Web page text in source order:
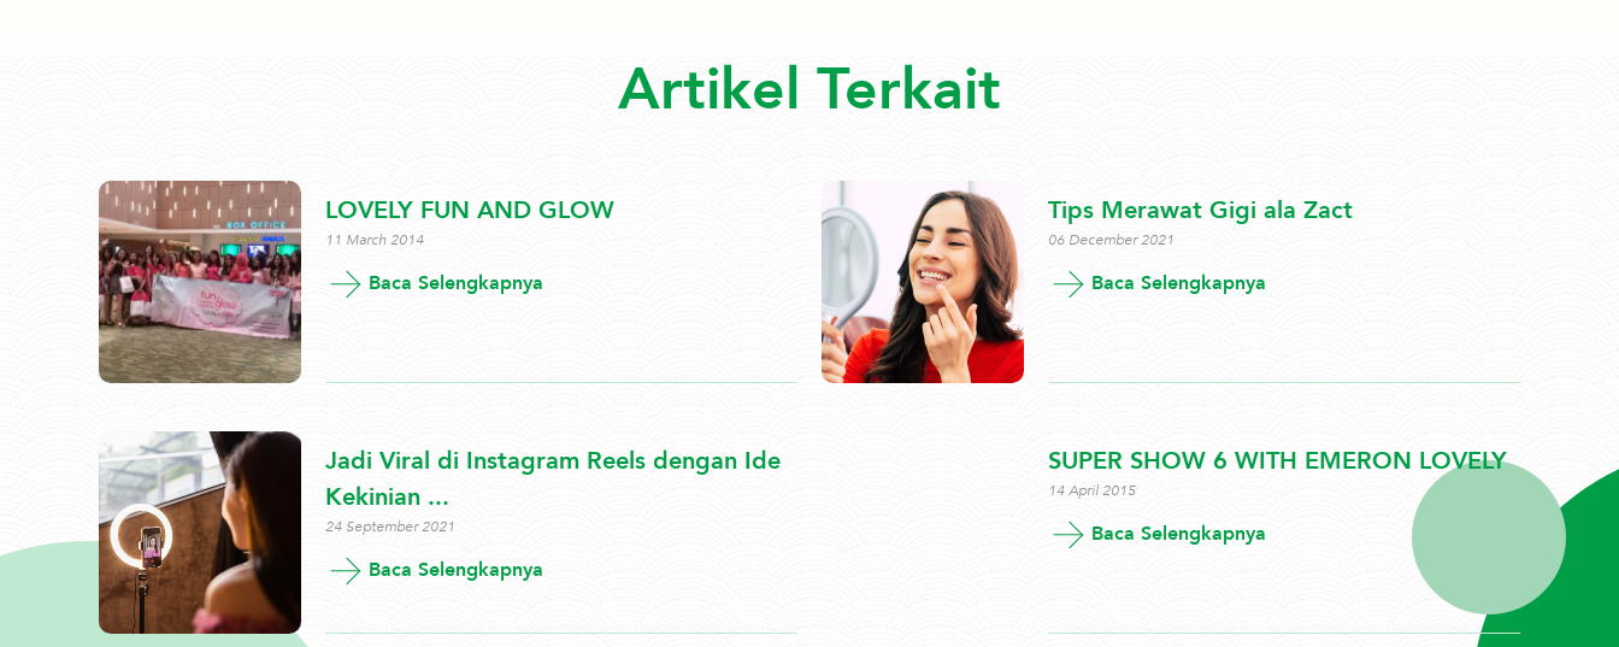
Artikel Terkait
LOVELY FUN AND GLOW
11 March 2014
Baca Selengkapnya
Tips Merawat Gigi ala Zact
06 December 2021
Baca Selengkapnya
Jadi Viral di Instagram Reels dengan Ide
Kekinian ...
24 September 2021
Baca Selengkapnya
SUPER SHOW 6 WITH EMERON LOVELY
14 April 2015
Baca Selengkapnya